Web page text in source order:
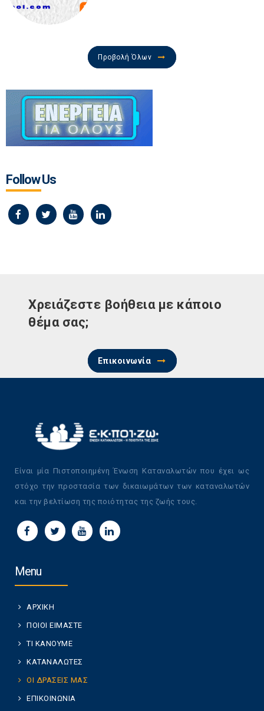
Προβολή Όλων
Follow Us
Χρειάζεστε βοήθεια με κάποιο
θέμα σας;
Επικοινωνία
Είναι μία Πιστοποιημένη Ένωση Καταναλωτών που έχει ως
στόχο την προστασία των δικαιωμάτων των καταναλωτών
και την βελτίωση της ποιότητας της ζωής τους.
Menu
ΑΡΧΙΚΗ
ΠΟΙΟΙ ΕΙΜΑΣΤΕ
ΤΙ ΚΑΝΟΥΜΕ
ΚΑΤΑΝΑΛΩΤΕΣ
ΟΙ ΔΡΑΣΕΙΣ ΜΑΣ
ΕΠΙΚΟΙΝΩΝΙΑ